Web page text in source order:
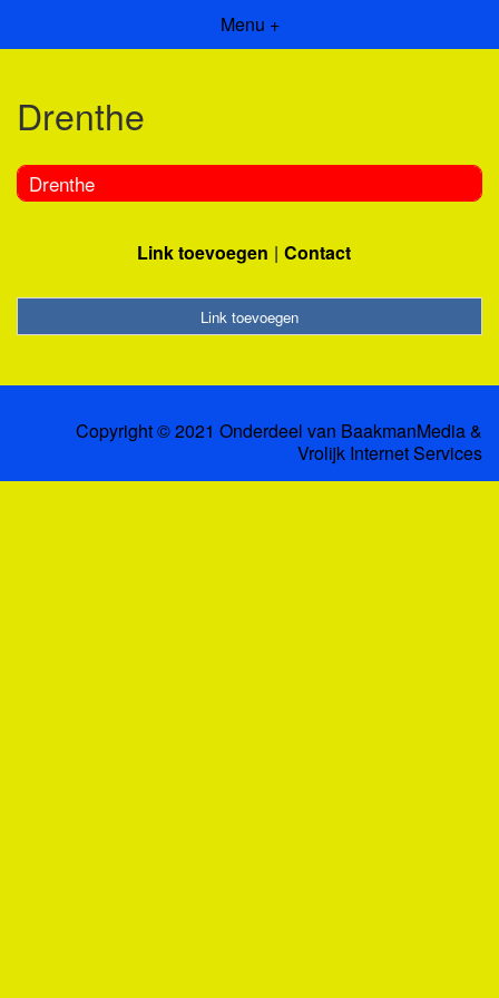
Menu +
Drenthe
Drenthe
Link toevoegen Contact
Link toevoegen
Copyright © 2021 Onderdeel van BaakmanMedia&
Vrolijk Internet Services